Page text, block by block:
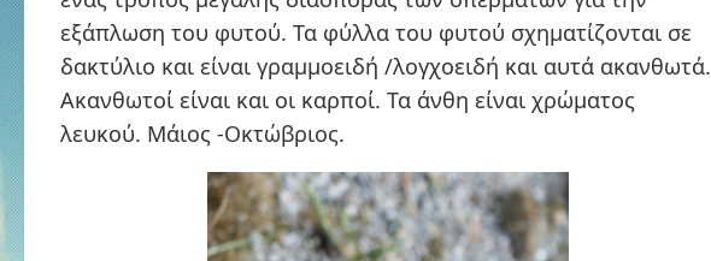
εξάπλωση του φυτού. Τα φύλλα του φυτού σχηματίζονται σε
δακτύλιο και είναι γραμμοειδή /λογχοειδή και αυτά ακανθωτά.
Ακανθωτοί είναι και οι καρποί. Τα άνθη είναι χρώματος
λευκού. Μάιος -Οκτώβριος.